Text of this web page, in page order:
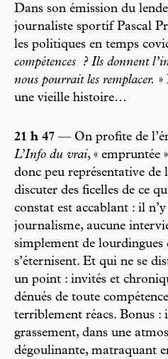
Dans son émission du
journaliste sportif Pascal
les politiques en temps
compétences
? Ils donnent
nous pourrait les remplacer. »
une vieille histoire…
21 h 47 — On profite de
L’Info du vrai, « empruntée
donc peu représentative de
discuter des ficelles de ce
constat est accablant : il
journalisme, aucune
simplement de lourdingues
s’éternisent. Et qui ne se
un point : invités et
dénués de toute
terriblement réacs. Bonus :
grassement, dans une
dégoulinante, matraquant